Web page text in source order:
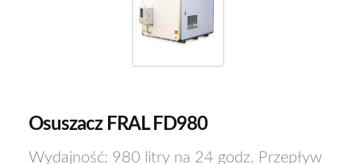
Osuszacz FRAL FD980
Wydajność: 980 litry na 24 godz. Przepływ